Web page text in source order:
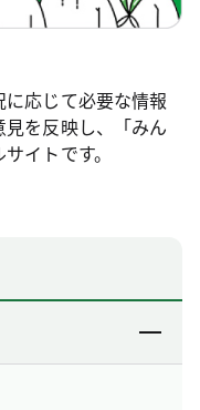
応じて必要な情報
を反映し、「みん
イトです。